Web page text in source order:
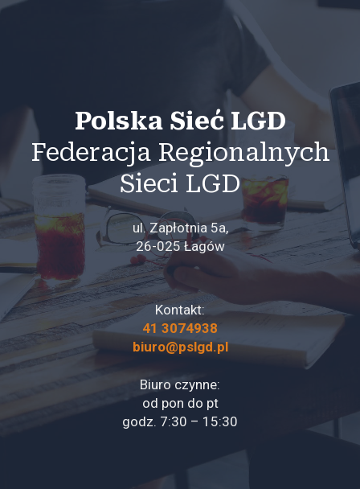
Polska Sieć LGD
Federacja Regionalnych
Sieci LGD
ul. Zapłotnia 5a,
26-025 Łagów
Kontakt:
41 3074938
biuro@pslgd.pl
Biuro czynne:
od pon do pt
godz. 7:30 – 15:30